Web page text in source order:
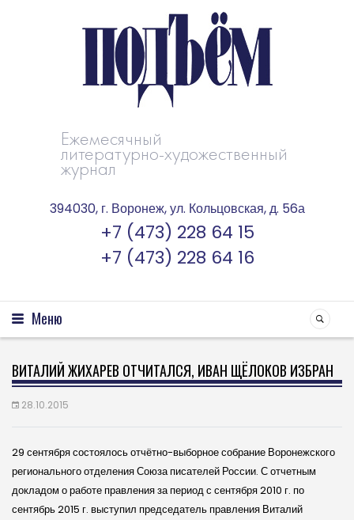
Ежемесячный
литературно-художественный
журнал
394030, г. Воронеж, ул. Кольцовская, д. 56а
+7 (473) 228 64 15
+7 (473) 228 64 16
Меню
ВИТАЛИЙ ЖИХАРЕВ ОТЧИТАЛСЯ, ИВАН ЩЁЛОКОВ ИЗБРАН
28.10.2015
29 сентября состоялось отчётно-выборное собрание Воронежского
регионального отделения Союза писателей России. С отчетным
докладом о работе правления за период с сентября 2010 г. по
сентябрь 2015 г. выступил председатель правления Виталий